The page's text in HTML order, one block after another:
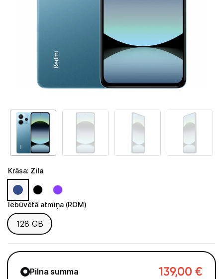
Mobilie telefoni un viedtālruņi
Telefona vāciņi un maciņi
Atmiņas kartes
Akumulatori (Power bank)
Auto telefona turētāji
Brīvroku austiņas
Planšetdatori un aksesuāri
Piederumi
Stacionārie un bezvadu telefoni
Krāsa: Zila
Iebūvētā atmiņa (ROM)
Iebūvētā atmiņa (ROM)
128 GB
Pilna summa 139,00 €